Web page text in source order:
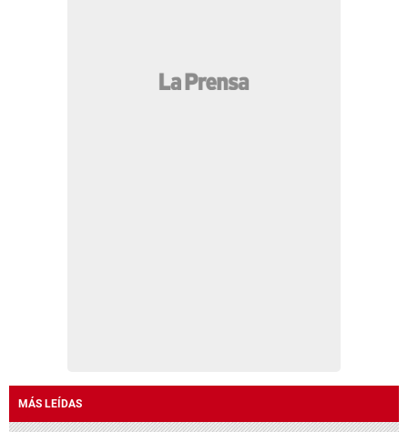
MÁS LEÍDAS